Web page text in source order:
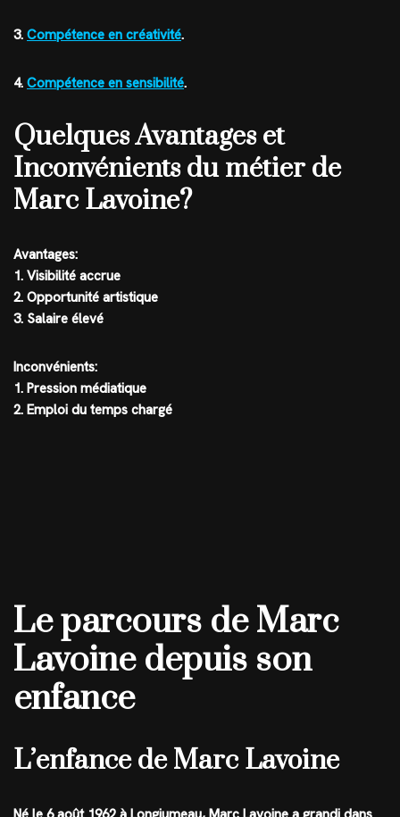
3. Compétence en créativité.
4. Compétence en sensibilité.
Quelques Avantages et
Inconvénients du métier de
Marc Lavoine?
Avantages:
1. Visibilité accrue
2. Opportunité artistique
3. Salaire élevé
Inconvénients:
1. Pression médiatique
2. Emploi du temps chargé
Le parcours de Marc
Lavoine depuis son
enfance
L’enfance de Marc Lavoine